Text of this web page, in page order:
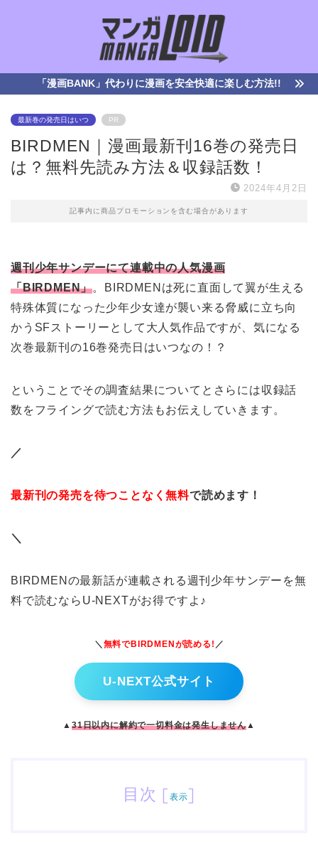
「漫画BANK」代わりに漫画を安全快適に楽しむ方法!!
最新巻の発売日はいつ PR
BIRDMEN｜漫画最新刊16巻の発売日
は？無料先読み方法＆収録話数！
2024年4月2日
記事内に商品プロモーションを含む場合があります
週刊少年サンデーにて連載中の人気漫画
「BIRDMEN」。BIRDMENは死に直面して翼が生える
特殊体質になった少年少女達が襲い来る脅威に立ち向
かうSFストーリーとして大人気作品ですが、気になる
次巻最新刊の16巻発売日はいつなの！？
ということでその調査結果についてとさらには収録話
数をフライングで読む方法もお伝えしていきます。
／
最新刊の発売を待つことなく無料で読めます！
＼
BIRDMENの最新話が連載される週刊少年サンデーを無
料で読むならU-NEXTがお得ですよ♪
＼ 無料でBIRDMEN が読める! ／
U-NEXT公式サイト
▲ 31日以内に解約で一切料金は発生しません▲
目次 [ 表示]